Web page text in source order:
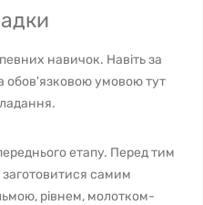
навичок. Навіть за
обов'язковою умовою тут
етапу. Перед тим
заготовитися самим
рівнем, молотком-